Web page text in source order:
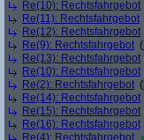
Re(10): Rechtsfahrgebot
Re(11): Rechtsfahrgebot
Re(12): Rechtsfahrgebot
Re(9): Rechtsfahrgebot (
Re(13): Rechtsfahrgebot
Re(10): Rechtsfahrgebot
Re(2): Rechtsfahrgebot (
Re(14): Rechtsfahrgebot
Re(15): Rechtsfahrgebot
Re(16): Rechtsfahrgebot
Re(4): Rechtsfahrgebot